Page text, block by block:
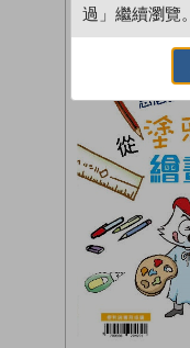
過」繼續瀏覽。